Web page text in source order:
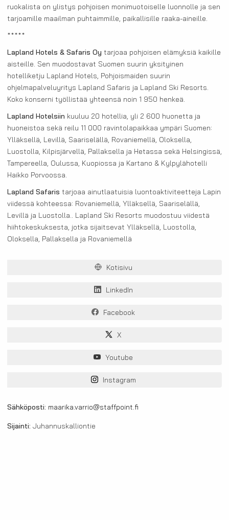
ruokalista on ylistys pohjoisen monimuotoiselle luonnolle ja sen
tarjoamille maailman puhtaimmille, paikallisille raaka-aineille.
*****
Lapland Hotels & Safaris Oy tarjoaa pohjoisen elämyksiä kaikille
aisteille. Sen muodostavat Suomen suurin yksityinen
hotelliketju Lapland Hotels, Pohjoismaiden suurin
ohjelmapalveluyritys Lapland Safaris ja Lapland Ski Resorts.
Koko konserni työllistää yhteensä noin 1 950 henkeä.
Lapland Hotelsiin kuuluu 20 hotellia, yli 2 600 huonetta ja
huoneistoa sekä reilu 11 000 ravintolapaikkaa ympäri Suomen:
Ylläksellä, Levillä, Saariselällä, Rovaniemellä, Oloksella,
Luostolla, Kilpisjärvellä, Pallaksella ja Hetassa sekä Helsingissä,
Tampereella, Oulussa, Kuopiossa ja Kartano & Kylpylähotelli
Haikko Porvoossa.
Lapland Safaris tarjoaa ainutlaatuisia luontoaktiviteetteja Lapin
viidessä kohteessa: Rovaniemellä, Ylläksellä, Saariselällä,
Levillä ja Luostolla.. Lapland Ski Resorts muodostuu viidestä
hiihtokeskuksesta, jotka sijaitsevat Ylläksellä, Luostolla,
Oloksella, Pallaksella ja Rovaniemellä
Kotisivu
LinkedIn
Facebook
X
Youtube
Instagram
Sähköposti: maarika.varrio@staffpoint.fi
Sijainti: Juhannuskalliontie